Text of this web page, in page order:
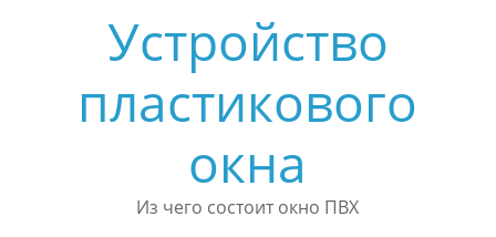
Устройство
пластикового
окна
Из чего состоит окно ПВХ